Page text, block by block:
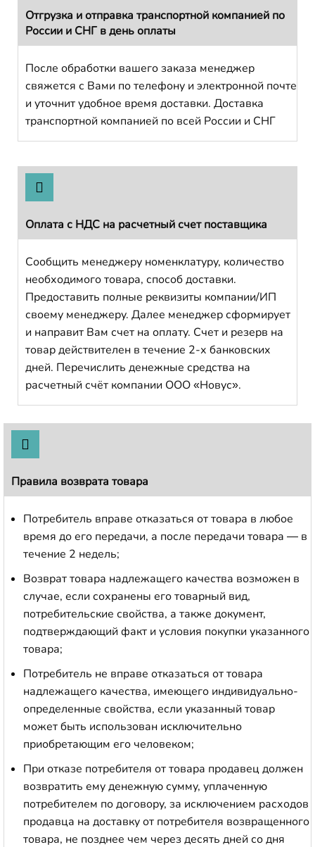
Отгрузка и отправка транспортной компанией по
России и СНГ в день оплаты
После обработки вашего заказа менеджер
свяжется с Вами по телефону и электронной почте
и уточнит удобное время доставки. Доставка
транспортной компанией по всей России и СНГ
Оплата с НДС на расчетный счет поставщика
Сообщить менеджеру номенклатуру, количество
необходимого товара, способ доставки.
Предоставить полные реквизиты компании/ИП
своему менеджеру. Далее менеджер сформирует
и направит Вам счет на оплату. Счет и резерв на
товар действителен в течение 2-х банковских
дней. Перечислить денежные средства на
расчетный счёт компании ООО «Новус».
Правила возврата товара
Потребитель вправе отказаться от товара в любое
время до его передачи, а после передачи товара — в
течение 2 недель;
Возврат товара надлежащего качества возможен в
случае, если сохранены его товарный вид,
потребительские свойства, а также документ,
подтверждающий факт и условия покупки указанного
товара;
Потребитель не вправе отказаться от товара
надлежащего качества, имеющего индивидуально-
определенные свойства, если указанный товар
может быть использован исключительно
приобретающим его человеком;
При отказе потребителя от товара продавец должен
возвратить ему денежную сумму, уплаченную
потребителем по договору, за исключением расходов
продавца на доставку от потребителя возвращенного
товара, не позднее чем через десять дней со дня